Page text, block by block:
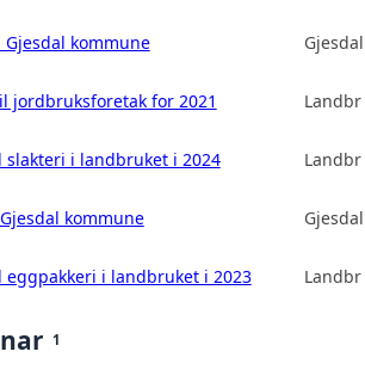
Gjesdal kommune
jordbruksforetak for 2021
slakteri i landbruket i 2024
kommune
eggpakkeri i landbruket i 2023
1